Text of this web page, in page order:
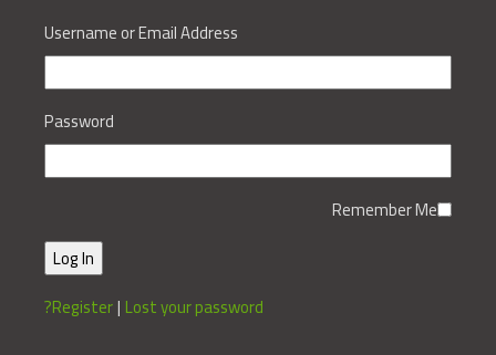
Username or Email Address
Password
Remember Me
Register| Lost your password?